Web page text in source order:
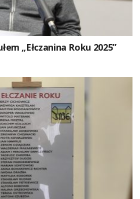
„Ełczanina Roku 2025”